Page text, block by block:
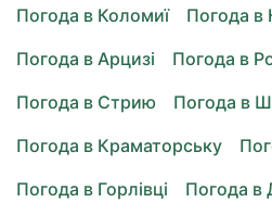
Погода в Коломиї
Погода в
Погода в Арцизі
Погода в
Погода в Стрию
Погода в
Погода в Краматорську
Погода в Горлівці
Погода в